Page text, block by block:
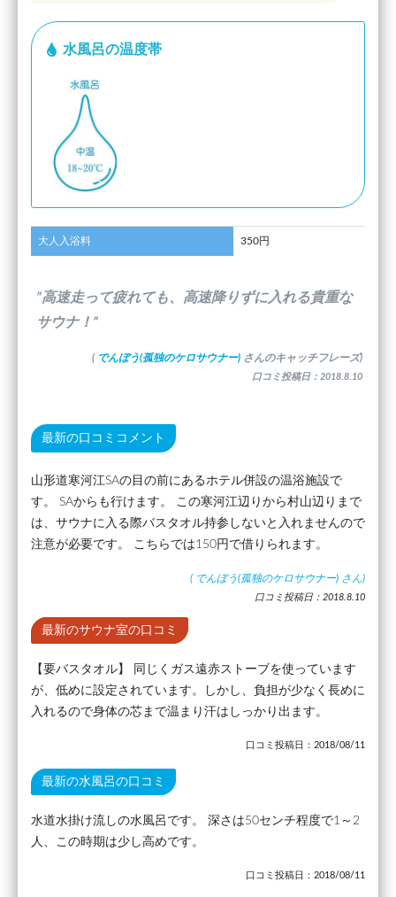
水風呂の温度帯
大人入浴料 350円
”高速走って疲れても、高速降りずに入れる貴重な
サウナ！”
( でんぼう(孤独のケロサウナー) さんのキャッチフレーズ)
口コミ投稿日：2018.8.10
最新の口コミコメント
山形道寒河江SAの目の前にあるホテル併設の温浴施設で
す。 SAからも行けます。 この寒河江辺りから村山辺りまで
は、サウナに入る際バスタオル持参しないと入れませんので
注意が必要です。 こちらでは150円で借りられます。
( でんぼう(孤独のケロサウナー) さん)
口コミ投稿日：2018.8.10
最新のサウナ室の口コミ
【要バスタオル】 同じくガス遠赤ストーブを使っています
が、低めに設定されています。しかし、負担が少なく長めに
入れるので身体の芯まで温まり汗はしっかり出ます。
口コミ投稿日：2018/08/11
最新の水風呂の口コミ
水道水掛け流しの水風呂です。 深さは50センチ程度で1～2
人、この時期は少し高めです。
口コミ投稿日：2018/08/11